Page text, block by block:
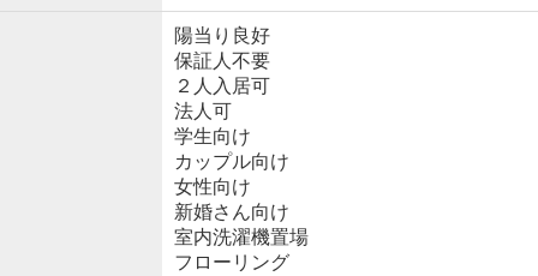
陽当り良好
保証人不要
２人入居可
法人可
学生向け
カップル向け
女性向け
新婚さん向け
室内洗濯機置場
フローリング